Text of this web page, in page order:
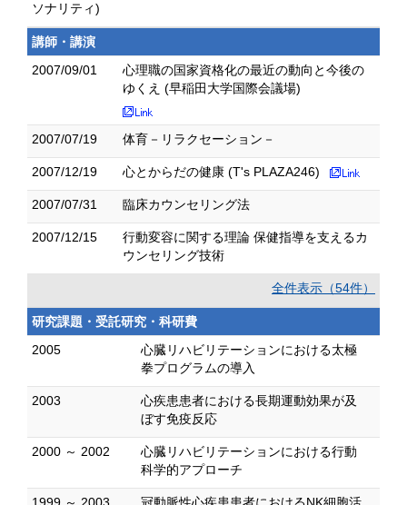
ソナリティ)
講師・講演
2007/09/01
心理職の国家資格化の最近の動向と今後の
ゆくえ (早稲田大学国際会議場)
2007/07/19 体育－リラクセーション－
2007/12/19 心とからだの健康 (T's PLAZA246)
2007/07/31 臨床カウンセリング法
2007/12/15
行動変容に関する理論 保健指導を支えるカ
ウンセリング技術
全件表示（54件）
研究課題・受託研究・科研費
2005
心臓リハビリテーションにおける太極
拳プログラムの導入
2003
心疾患患者における長期運動効果が及
ぼす免疫反応
2000 ～ 2002
心臓リハビリテーションにおける行動
科学的アプローチ